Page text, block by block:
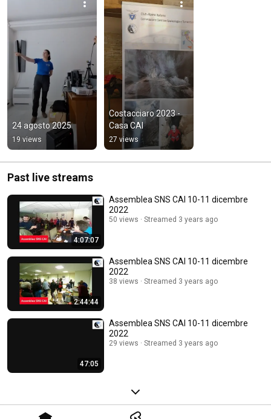
24 agosto 2025
19 views
Costacciaro 2023 -
Casa CAI
27 views
Past live streams
4:07:07
Assemblea SNS CAI 10-11 dicembre
2022
50 views Streamed 3 years ago
2:44:44
Assemblea SNS CAI 10-11 dicembre
2022
38 views Streamed 3 years ago
47:05
Assemblea SNS CAI 10-11 dicembre
2022
29 views Streamed 3 years ago